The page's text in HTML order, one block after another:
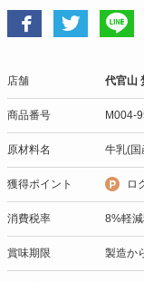
店舗 代官山
商品番号 M004-
原材料名 牛乳(国
獲得ポイント ロ
消費税率 8%軽
賞味期限 製造か